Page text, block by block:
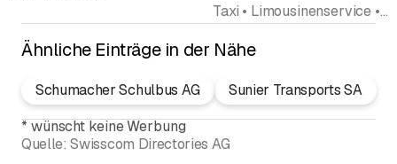
Taxi • Limousinenservice • Transporte
Ähnliche Einträge in der Nähe
Schumacher Schulbus AG
Sunier Transports SA
*wünscht keine Werbung
Quelle: Swisscom Directories AG